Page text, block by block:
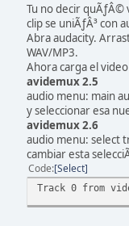
Tu no decir quÃƒÂ©
clip se uniÃƒÂ³ con
Abra audacity.
WAV/MP3.
Ahora carga el
avidemux 2.5
audio menu: main
y seleccionar esa
avidemux 2.6
audio menu: select
cambiar esta
Code Select
Track 0 from